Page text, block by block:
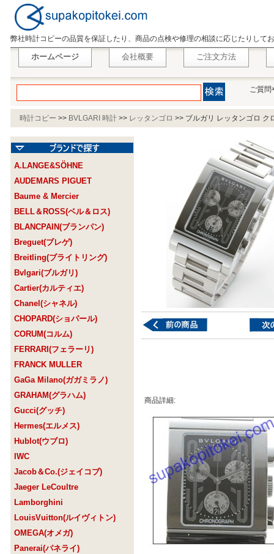
弊社時計コピーの品質を保証したり、商品の点検や修理の相談に応じたりして
ホームページ 会社概要 ご注文方法
ご質問
時計コピー >> BVLGARI 時計 >> レッタンゴロ >> ブルガリ レッタンゴロ ク
A.LANGE&SÖHNE
AUDEMARS PIGUET
Baume & Mercier
BELL＆ROSS(ベル＆ロス)
BLANCPAIN(ブランパン)
Breguet(ブレゲ)
Breitling(ブライトリング)
Bvlgari(ブルガリ)
Cartier(カルティエ)
Chanel(シャネル)
CHOPARD(ショパール)
CORUM(コルム)
FERRARI(フェラーリ)
FRANCK MULLER
GaGa Milano(ガガミラノ)
GRAHAM(グラハム)
Gucci(グッチ)
Hermes(エルメス)
Hublot(ウブロ)
IWC
Jacob＆Co.(ジェイコブ)
Jaeger LeCoultre
Lamborghini
LouisVuitton(ルイヴィトン)
OMEGA(オメガ)
Panerai(パネライ)
商品詳細: